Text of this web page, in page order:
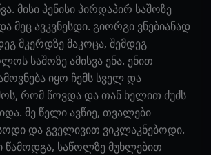
მისი პენისი პირდაპირ საშოზე
მეც ავკვნესდი. გიორგი ვნებიანად
მკერდზე მაკოცა, შემდეგ
საშოზე ამისვა ენა. ენით
იყო ჩემს სველ და
რომ წოვდა და თან ხელით ძუძს
მე წელი ავწიე, თვალები
და გველივით ვიკლაკნებოდი.
წამოდგა, საწოლზე მუხლებით